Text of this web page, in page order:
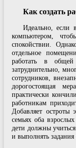
Как создать
Идеально, если
компьютером,
спокойствии.
отдельное
работать в
затруднительно,
сотрудников,
дорогостоящая
практически
работникам
Добавляет
семьях оба
дети должны
и выполнять